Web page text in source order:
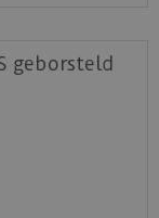
trapleuning,
en
geborsteld